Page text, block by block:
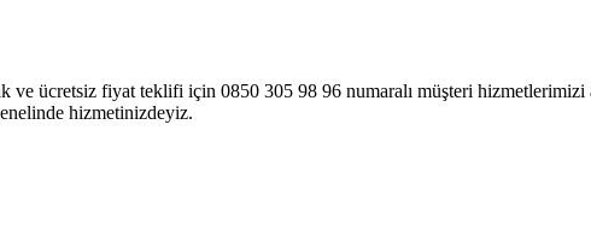
ve ücretsiz fiyat teklifi için 0850 305 98 96 numaralı müşteri
hizmetinizdeyiz.